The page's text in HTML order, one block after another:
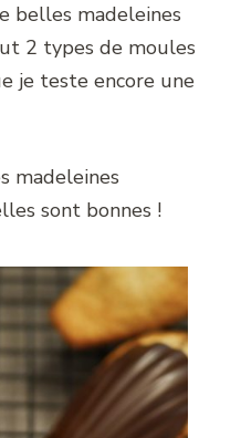
belles madeleines
2 types de moules
je teste encore une
madeleines
sont bonnes !